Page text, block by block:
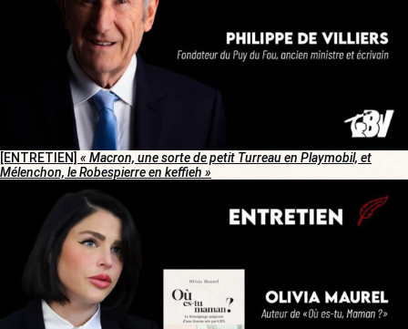
[ENTRETIEN] « Macron, une sorte de petit Turreau en Playmobil, et
Mélenchon, le Robespierre en keffieh »